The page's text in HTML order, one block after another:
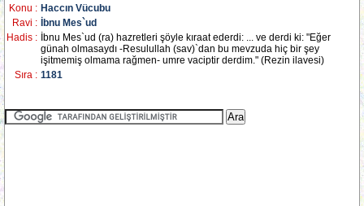
Konu : Haccın Vücubu
Ravi :
İbnu Mes`ud
Hadis : İbnu Mes`ud (ra) hazretleri şöyle kıraat ederdi: ... ve derdi ki: "Eğer
günah olmasaydı -Resulullah (sav)`dan bu mevzuda hiç bir şey
işitmemiş olmama rağmen- umre vaciptir derdim." (Rezin ilavesi)
Sıra : 1181